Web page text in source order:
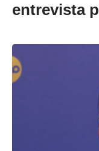
entrevista